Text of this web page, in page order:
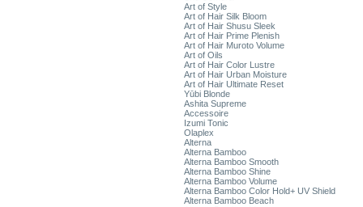
Art of Style
Art of Hair Silk Bloom
Art of Hair Shusu Sleek
Art of Hair Prime Plenish
Art of Hair Muroto Volume
Art of Oils
Art of Hair Color Lustre
Art of Hair Urban Moisture
Art of Hair Ultimate Reset
Yūbi Blonde
Ashita Supreme
Accessoire
Izumi Tonic
Olaplex
Alterna
Alterna Bamboo
Alterna Bamboo Smooth
Alterna Bamboo Shine
Alterna Bamboo Volume
Alterna Bamboo Color Hold+ UV Shield
Alterna Bamboo Beach